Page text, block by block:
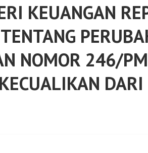
KEUANGAN
NOMOR 246/
DARI